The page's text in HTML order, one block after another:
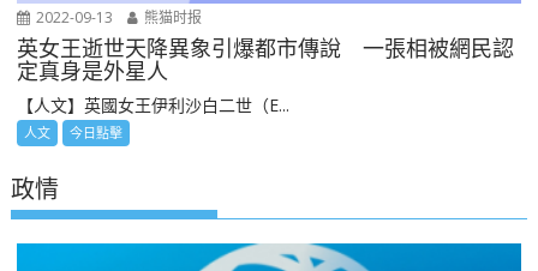
2022-09-13 熊猫时报
英女王逝世天降異象引爆都市傳說 一張相被網民認
定真身是外星人
【人文】英國女王伊利沙白二世（E...
人文 今日點擊
政情